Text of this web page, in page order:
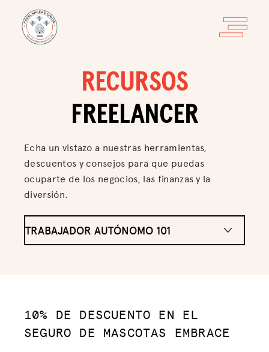
RECURSOS
FREELANCER
Echa un vistazo a nuestras herramientas,
descuentos y consejos para que puedas
ocuparte de los negocios, las finanzas y la
diversión.
10% DE DESCUENTO EN EL
SEGURO DE MASCOTAS EMBRACE